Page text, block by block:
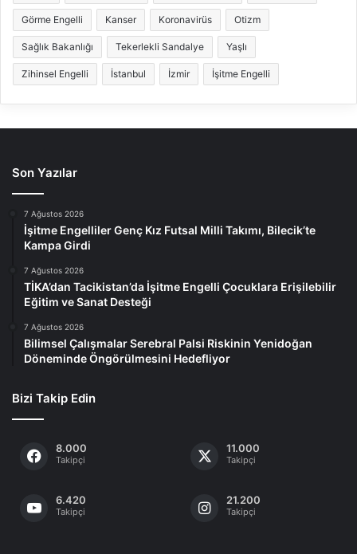
Görme Engelli Kanser Koronavirüs Otizm
Sağlık Bakanlığı Tekerlekli Sandalye Yaşlı
Zihinsel Engelli İstanbul İzmir İşitme Engelli
Son Yazılar
7 Ağustos 2026
İşitme Engelliler Genç Kız Futsal Milli Takımı, Bilecik’te
Kampa Girdi
7 Ağustos 2026
TİKA’dan Tacikistan’da İşitme Engelli Çocuklara Erişilebilir
Eğitim ve Sanat Desteği
7 Ağustos 2026
Bilimsel Çalışmalar Serebral Palsi Riskinin Yenidoğan
Döneminde Öngörülmesini Hedefliyor
Bizi Takip Edin
8.000
Takipçi
11.000
Takipçi
6.420
Takipçi
21.200
Takipçi